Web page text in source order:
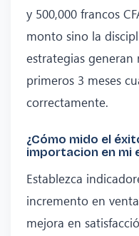
y 500,000 francos
monto sino la
estrategias
primeros 3 meses
correctamente.
¿Cómo mido el
importacion en mi
Establezca
incremento en
mejora en